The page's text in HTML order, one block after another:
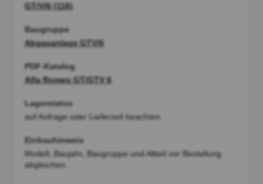
GT/V/6 (116)
Baugruppe
Abgasanlage GTV/6
PDF-Katalog
Alfa Romeo GT/GTV 6
Lagerstatus
auf Anfrage oder Lieferzeit beachten
Einbauhinweis
Modell, Baujahr, Baugruppe und Altteil vor Bestellung
abgleichen.